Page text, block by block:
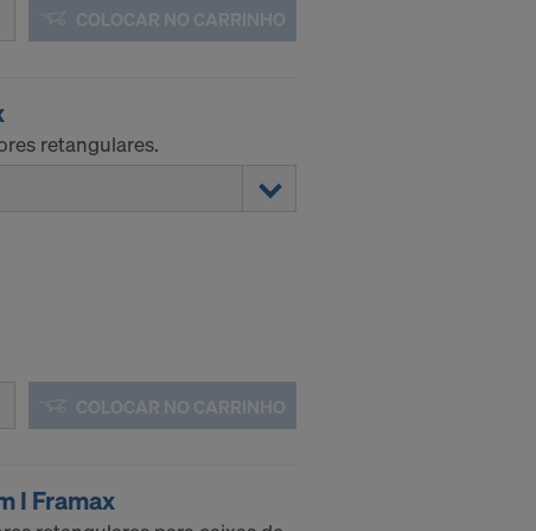
COLOCAR NO CARRINHO
retangulares.
COLOCAR NO CARRINHO
I Framax
autoridades
IP